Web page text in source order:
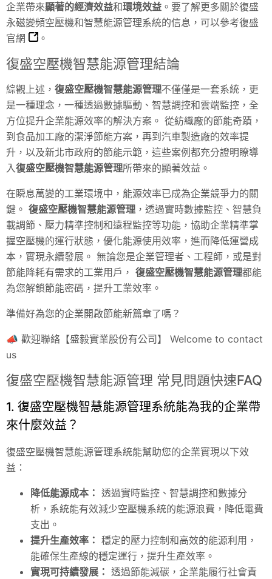
企業帶來顯著的經濟效益和環境效益 。要了解更多關於復盛
永磁變頻空壓機和智慧能源管理系統的信息，可以參考復盛
官網
。
復盛空壓機智慧能源管理結論
綜觀上述， 復盛空壓機智慧能源管理不僅僅是一套系統，更
是一種理念，一種透過數據驅動、智慧調控和雲端監控，全
方位提升企業能源效率的解決方案。 從紡織廠的節能奇蹟，
到食品加工廠的潔淨節能方案，再到汽車製造廠的效率提
升，以及新北市政府的節能示範，這些案例都充分證明瞭導
入復盛空壓機智慧能源管理所帶來的顯著效益。
在瞬息萬變的工業環境中，能源效率已成為企業競爭力的關
鍵。 復盛空壓機智慧能源管理 ，透過實時數據監控、智慧負
載調節、壓力精準控制和遠程監控等功能，協助企業精準掌
握空壓機的運行狀態，優化能源使用效率，進而降低運營成
本，實現永續發展。 無論您是企業管理者、工程師，或是對
節能降耗有需求的工業用戶， 復盛空壓機智慧能源管理都能
為您解鎖節能密碼，提升工業效率。
準備好為您的企業開啟節能新篇章了嗎？
📣 歡迎聯絡【盛毅實業股份有公司】 Welcome to contact
us
復盛空壓機智慧能源管理 常見問題快速FAQ
1. 復盛空壓機智慧能源管理系統能為我的企業帶
來什麼效益？
復盛空壓機智慧能源管理系統能幫助您的企業實現以下效
益：
降低能源成本： 透過實時監控、智慧調控和數據分
析，系統能有效減少空壓機系統的能源浪費，降低電費
支出。
提升生產效率： 穩定的壓力控制和高效的能源利用，
能確保生產線的穩定運行，提升生產效率。
實現可持續發展： 透過節能減碳，企業能履行社會責